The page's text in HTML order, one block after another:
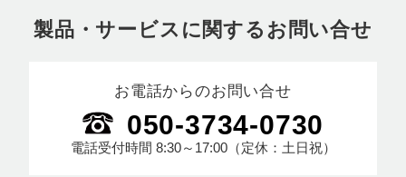
製品・サービスに関するお問い合せ
お電話からのお問い合せ
050-3734-0730
電話受付時間 8:30～17:00（定休：土日祝）